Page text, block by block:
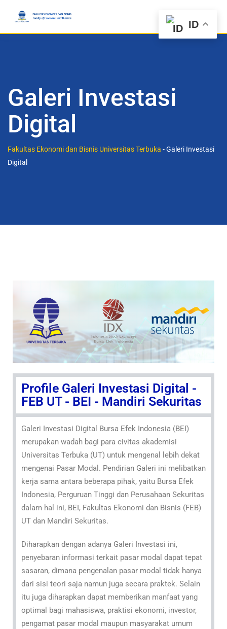
Galeri Investasi
Digital
Fakultas Ekonomi dan Bisnis Universitas Terbuka -Galeri Investasi
Digital
Profile Galeri Investasi Digital -
FEB UT - BEI - Mandiri Sekuritas
Galeri Investasi Digital Bursa Efek Indonesia (BEI)
merupakan wadah bagi para civitas akademisi
Universitas Terbuka (UT) untuk mengenal lebih dekat
mengenai Pasar Modal. Pendirian Galeri ini melibatkan
kerja sama antara beberapa pihak, yaitu Bursa Efek
Indonesia, Perguruan Tinggi dan Perusahaan Sekuritas
dalam hal ini, BEI, Fakultas Ekonomi dan Bisnis (FEB)
UT dan Mandiri Sekuritas.
Diharapkan dengan adanya Galeri Investasi ini,
penyebaran informasi terkait pasar modal dapat tepat
sasaran, dimana pengenalan pasar modal tidak hanya
dari sisi teori saja namun juga secara praktek. Selain
itu juga diharapkan dapat memberikan manfaat yang
optimal bagi mahasiswa, praktisi ekonomi, investor,
pengamat pasar modal maupun masyarakat umum
ID